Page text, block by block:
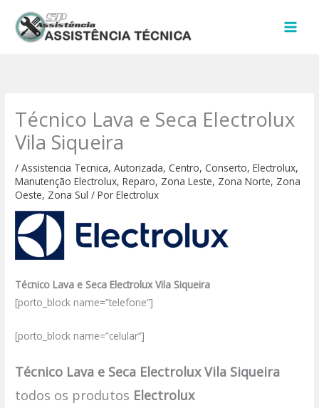
para
Técnico Lava e Seca Electrolux
Vila Siqueira
/Assistencia Tecnica,Autorizada,Centro,Conserto,Electrolux,
Manutenção Electrolux,Reparo, Zona Leste, Zona Norte, Zona
Oeste, Zona Sul / PorElectrolux
Técnico Lava e Seca Electrolux Vila Siqueira
[porto_block name=”telefone”]
[porto_block name=”celular”]
Técnico Lava e Seca Electrolux Vila Siqueira
todos os produtos Electrolux